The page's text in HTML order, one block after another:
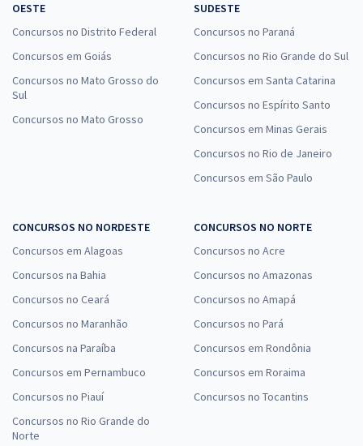
OESTE
Concursos no Distrito Federal
Concursos em Goiás
Concursos no Mato Grosso do
Sul
Concursos no Mato Grosso
SUDESTE
Concursos no Paraná
Concursos no Rio Grande do Sul
Concursos em Santa Catarina
Concursos no Espírito Santo
Concursos em Minas Gerais
Concursos no Rio de Janeiro
Concursos em São Paulo
CONCURSOS NO NORDESTE
Concursos em Alagoas
Concursos na Bahia
Concursos no Ceará
Concursos no Maranhão
Concursos na Paraíba
Concursos em Pernambuco
Concursos no Piauí
Concursos no Rio Grande do
Norte
CONCURSOS NO NORTE
Concursos no Acre
Concursos no Amazonas
Concursos no Amapá
Concursos no Pará
Concursos em Rondônia
Concursos em Roraima
Concursos no Tocantins